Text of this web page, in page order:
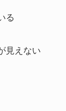
る
見えない